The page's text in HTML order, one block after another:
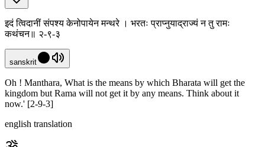
इदं त्विदानीं संपश्य केनोपायेन मन्थरे । भरतः प्राप्नुयाद्राज्यं न तु रामः
कथंचन॥ २-९-३
sanskrit
Oh ! Manthara, What is the means by which Bharata will get the
kingdom but Rama will not get it by any means. Think about it
now.' [2-9-3]
english translation